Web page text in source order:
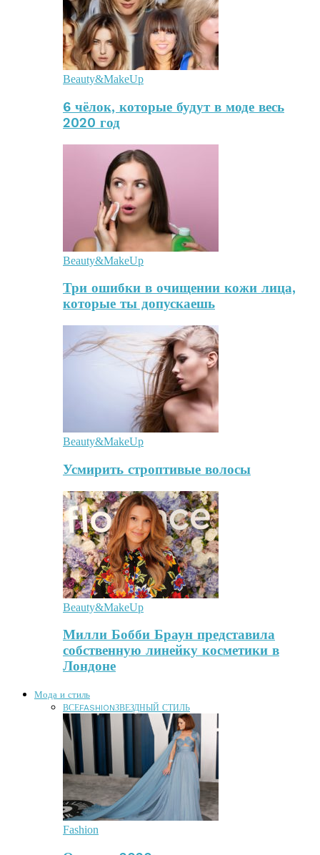
Beauty&MakeUp
6 чёлок, которые будут в моде весь
2020 год
Beauty&MakeUp
Три ошибки в очищении кожи лица,
которые ты допускаешь
Beauty&MakeUp
Усмирить строптивые волосы
Beauty&MakeUp
Милли Бобби Браун представила
собственную линейку косметики в
Лондоне
Мода и стиль
ВСЕFASHIONЗВЕЗДНЫЙ СТИЛЬ
Fashion